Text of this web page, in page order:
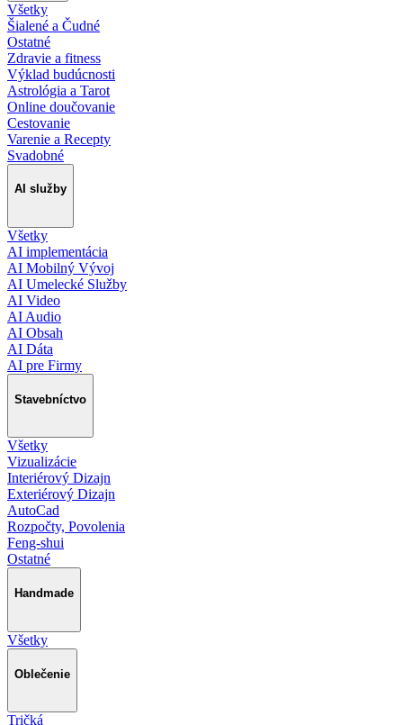
Všetky
Šialené a Čudné
Ostatné
Zdravie a fitness
Výklad budúcnosti
Astrológia a Tarot
Online doučovanie
Cestovanie
Varenie a Recepty
Svadobné
AI služby
Všetky
AI implementácia
AI Mobilný Vývoj
AI Umelecké Služby
AI Video
AI Audio
AI Obsah
AI Dáta
AI pre Firmy
Stavebníctvo
Všetky
Vizualizácie
Interiérový Dizajn
Exteriérový Dizajn
AutoCad
Rozpočty, Povolenia
Feng-shui
Ostatné
Handmade
Všetky
Oblečenie
Tričká